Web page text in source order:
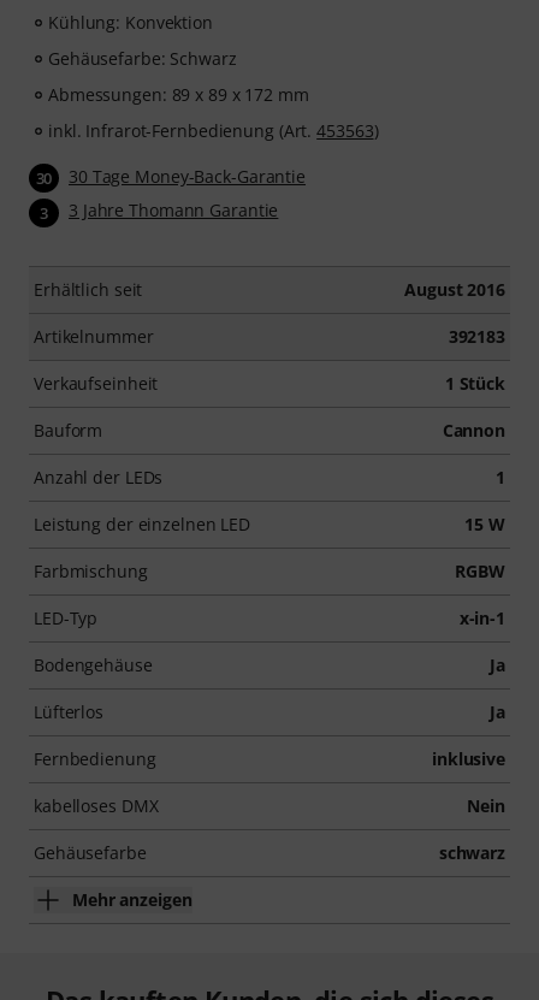
Kühlung: Konvektion
Gehäusefarbe: Schwarz
Abmessungen: 89 x 89 x 172 mm
inkl. Infrarot-Fernbedienung (Art.453563)
30 30 Tage Money-Back-Garantie
3 3 Jahre Thomann Garantie
Erhältlich seit August 2016
Artikelnummer 392183
Verkaufseinheit 1 Stück
Bauform Cannon
Anzahl der LEDs 1
Leistung der einzelnen LED 15 W
Farbmischung RGBW
LED-Typ x-in-1
Bodengehäuse Ja
Lüfterlos Ja
Fernbedienung inklusive
kabelloses DMX Nein
Gehäusefarbe schwarz
Mehr anzeigen